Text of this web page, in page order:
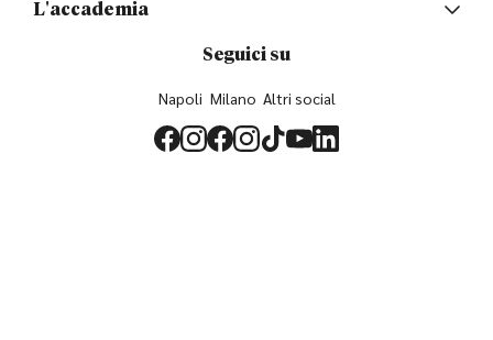
L'accademia
Seguici su
Napoli Milano Altri social